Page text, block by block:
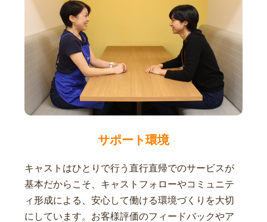
サポート環境
キャストはひとりで行う直行直帰でのサービスが
基本だからこそ、キャストフォローやコミュニテ
ィ形成による、安心して働ける環境づくりを大切
にしています。お客様評価のフィードバックやア